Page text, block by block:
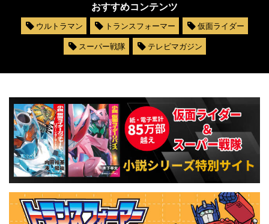
おすすめコンテンツ
ウルトラマン トランスフォーマー
仮面ライダー
スーパー戦隊
テレビマガジン